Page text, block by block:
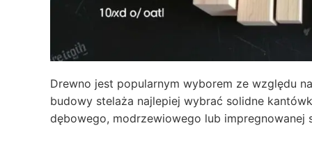
Drewno jest popularnym wyborem ze względu
budowy stelaża najlepiej wybrać solidne
dębowego, modrzewiowego lub impregnowanej